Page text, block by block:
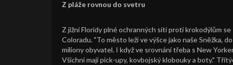
Z pláže rovnou do svetru
Z jižní Floridy plné ochranných sítí proti krokodýlům
Coloradu. "To město leží ve výšce jako naše Sněžka,
miliony obyvatel. I když ve srovnání třeba s New
Všichni mají pick-upy, kovbojský klobouky a boty."